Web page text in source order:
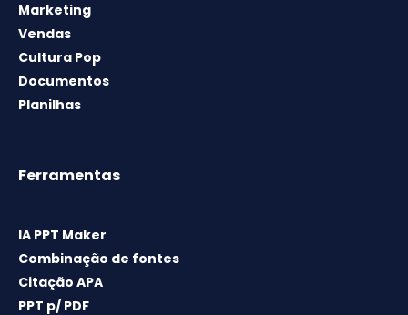
Marketing
Vendas
Cultura Pop
Documentos
Planilhas
Ferramentas
IA PPT Maker
Combinação de fontes
Citação APA
PPT p/ PDF